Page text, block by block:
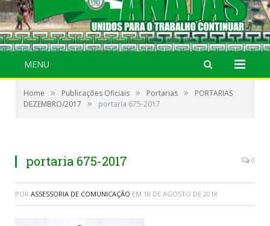
MENU
Home » Publicações Oficiais » Portarias »
PORTARIAS
DEZEMBRO/2017
» portaria 675-2017
portaria 675-2017 0
POR ASSESSORIA DE COMUNICAÇÃO EM 18 DE AGOSTO DE 2018